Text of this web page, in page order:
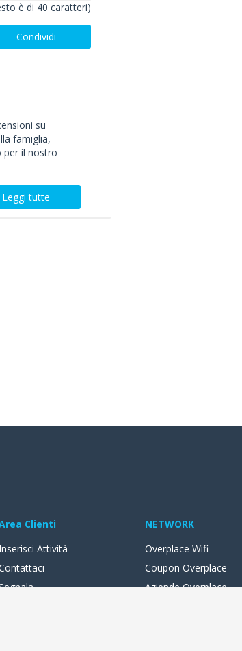
è di 40 caratteri)
Condividi
su
famiglia,
per il nostro
Leggi tutte
Clienti
Inserisci Attività
NETWORK
Overplace Wifi
Coupon Overplace
Aziende Overplace